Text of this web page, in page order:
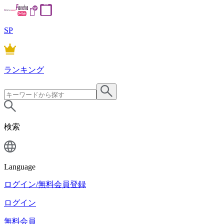
SP
ランキング
検索
Language
ログイン/無料会員登録
ログイン
無料会員